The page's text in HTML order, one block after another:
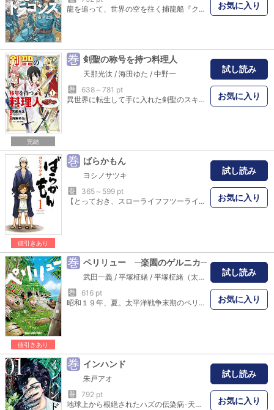
龍を追って、世界の空を往く捕龍船『クィン･ザザ号』。大物を捕まえれば一獲千金、獲りたての肉も食べ放題。でも、失敗したらもちろんお陀仏。空と龍に魅せられた乗組員たちの大冒険の旅&世界グルメ紀行!
お気に入り
完結
巻 剣聖の称号を持つ料理人
天那光汰 / 海田ゆた / 中野一
巻
638～781 pt
異世界に転生して手に入れた剣聖のスキルが波乱を巻き起こす！ 料理人・新堂春樹は不慮の事故に巻き込まれ、気がつけば異世界にいた。そこで神域の剣技を修得できる『剣聖』のスキルを得るが…。
試し読み
お気に入り
値引きあり
巻 ばらかもん
ヨシノサツキ
巻
365～599 pt
【とっておき、スローライフフツーライフ。】 とある島に移住生活をすることになった若きイケメン書道家・半田清舟。都会暮らししかしたことのないそのぼっちゃん先生が、（１）トラクターで公道をドライブ （２）自分のうちが中学生のたまり場になる （３）知人が玄関から入ってくれない…などの困難に立ち向かう、ほのぼのアイランドコメディ!! (C)Satsuki Yoshino/SQUARE ENIX
試し読み
お気に入り
値引きあり
巻 ペリリュー ─楽園のゲルニカ─
武田一義 / 平塚柾緒 / 平塚柾緒（太平洋戦争研究会）
巻
616 pt
昭和１９年、夏。太平洋戦争末期のペリリュー島に漫画家志望の兵士、田丸はいた。そこはサンゴ礁の海に囲まれ、美しい森に覆われた楽園。そして日米合わせて5万人の兵士が殺し合う狂気の戦場。当時、東洋一と謳われた飛行場奪取を目的に襲い掛かる米軍の精鋭４万。迎え撃つは『徹底持久』を命じられた日本軍守備隊１万。祖国から遠く離れた小さな島で、彼らは何のために戦い、何を思い生きたのか――!?『戦争』の時代に生きた若者の長く忘れ去られた真実の記録！
試し読み
お気に入り
巻 インハンド
朱戸アオ
巻
792 pt
地球上から根絶されたハズの伝染病･天然痘を疑われる患者が都内で多数発生。牧野の依頼を受けた紐倉と高家は、感染経路を辿るうちに、これがただのアウトブレイクではなく、バイオテロの可能性があることに行き着く。犯人の正体、その意外な目的とは? 2018年イブニングでスタートした、義手の天才学者･紐倉哲が主人公の医療ミステリー。新シリーズ、いよいよ刊行開始!
試し読み
お気に入り